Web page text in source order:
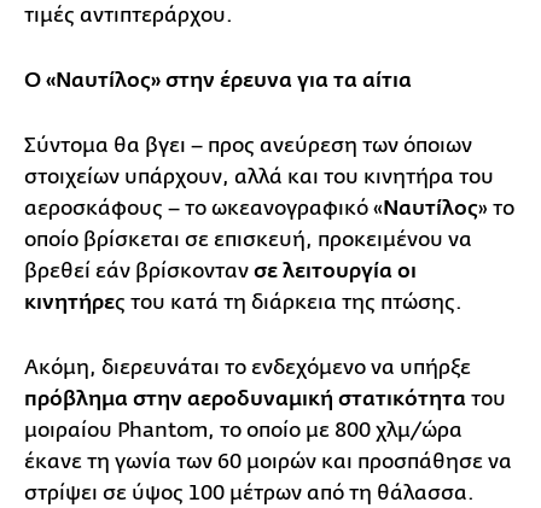
τιμές αντιπτεράρχου.
Ο «Ναυτίλος» στην έρευνα για τα αίτια
Σύντομα θα βγει – προς ανεύρεση των όποιων
στοιχείων υπάρχουν, αλλά και του κινητήρα του
αεροσκάφους – το ωκεανογραφικό «Ναυτίλος» το
οποίο βρίσκεται σε επισκευή, προκειμένου να
βρεθεί εάν βρίσκονταν σε λειτουργία οι
κινητήρες του κατά τη διάρκεια της πτώσης.
Ακόμη, διερευνάται το ενδεχόμενο να υπήρξε
πρόβλημα στην αεροδυναμική στατικότητα του
μοιραίου Phantom, το οποίο με 800 χλμ/ώρα
έκανε τη γωνία των 60 μοιρών και προσπάθησε να
στρίψει σε ύψος 100 μέτρων από τη θάλασσα.